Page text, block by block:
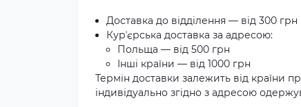
Доставка до відділення — від 300 грн
Курʼєрська доставка за адресою:
Польща — від 500 грн
Інші країни — від 1000 грн
Термін доставки залежить від країни
індивідуально згідно з адресою